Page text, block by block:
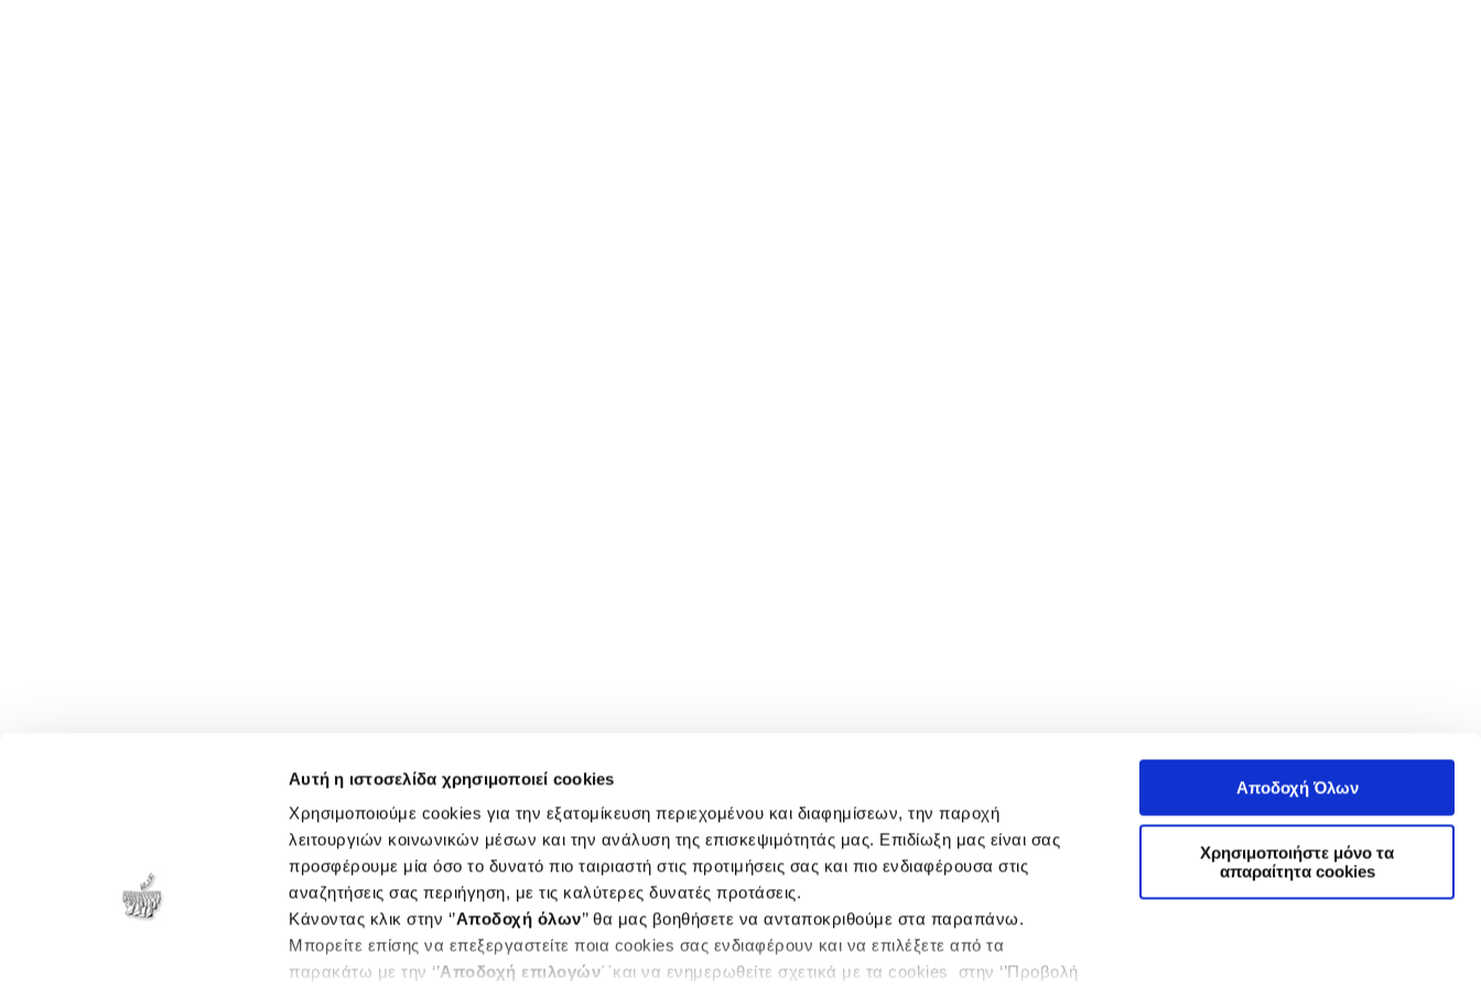
Αυτή η ιστοσελίδα χρησιμοποιεί cookies
Χρησιμοποιούμε cookies για την εξατομίκευση περιεχομένου και διαφημίσεων, την παροχή
λειτουργιών κοινωνικών μέσων και την ανάλυση της επισκεψιμότητάς μας. Επιδίωξη μας είναι σας
προσφέρουμε μία όσο το δυνατό πιο ταιριαστή στις προτιμήσεις σας και πιο ενδιαφέρουσα στις
αναζητήσεις σας περιήγηση, με τις καλύτερες δυνατές προτάσεις.
Κάνοντας κλικ στην ‘’Αποδοχή όλων’’ θα μας βοηθήσετε να ανταποκριθούμε στα παραπάνω.
Μπορείτε επίσης να επεξεργαστείτε ποια cookies σας ενδιαφέρουν και να επιλέξετε από τα
παρακάτω με την ‘’Αποδοχή επιλογών΄΄και να ενημερωθείτε σχετικά με τα cookies στην ‘’Προβολή
Αποδοχή Όλων
Χρησιμοποιήστε μόνο τα
απαραίτητα cookies